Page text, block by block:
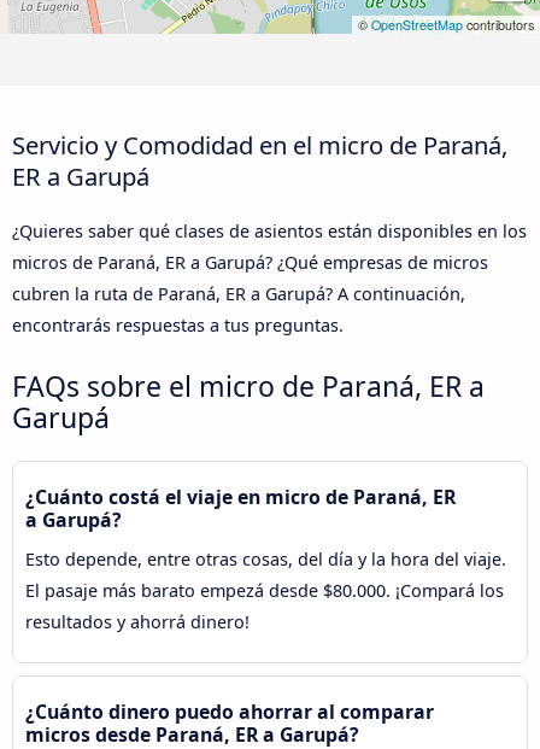
©OpenStreetMap contributors
Servicio y Comodidad en el micro de Paraná,
ER a Garupá
¿Quieres saber qué clases de asientos están disponibles en los
micros de Paraná, ER a Garupá? ¿Qué empresas de micros
cubren la ruta de Paraná, ER a Garupá? A continuación,
encontrarás respuestas a tus preguntas.
FAQs sobre el micro de Paraná, ER a
Garupá
¿Cuánto costá el viaje en micro de Paraná, ER
a Garupá?
Esto depende, entre otras cosas, del día y la hora del viaje.
El pasaje más barato empezá desde $80.000. ¡Compará los
resultados y ahorrá dinero!
¿Cuánto dinero puedo ahorrar al comparar
micros desde Paraná, ER a Garupá?